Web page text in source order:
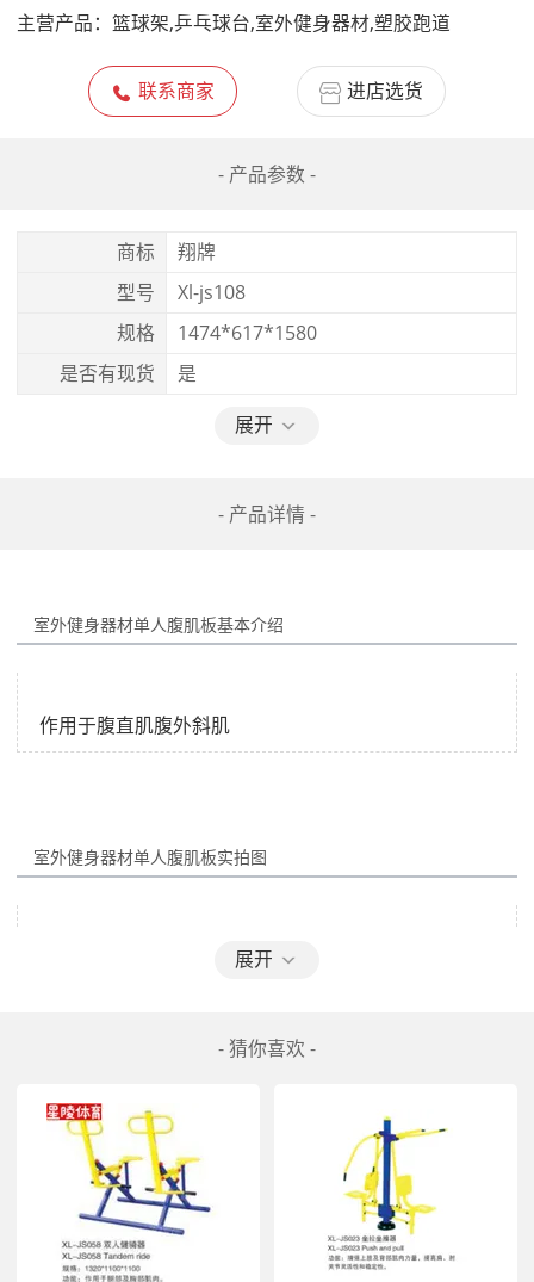
主营产品： 篮球架,乒乓球台,室外健身器材,塑胶跑道
联系商家 进店选货
- 产品参数 -
商标
翔牌
型号
Xl-js108
规格
1474*617*1580
是否有现货
是
展开
- 产品详情 -
室外健身器材单人腹肌板
室外健身器材单人腹肌板
展开
- 猜你喜欢 -